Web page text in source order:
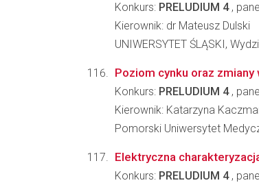
Konkurs: PRELUDIUM 4,
Kierownik: dr Mateusz Dulski
UNIWERSYTET ŚLĄSKI,
Poziom cynku oraz
Konkurs: PRELUDIUM 4,
Kierownik: Katarzyna
Pomorski Uniwersytet
Elektryczna
Konkurs: PRELUDIUM 4,